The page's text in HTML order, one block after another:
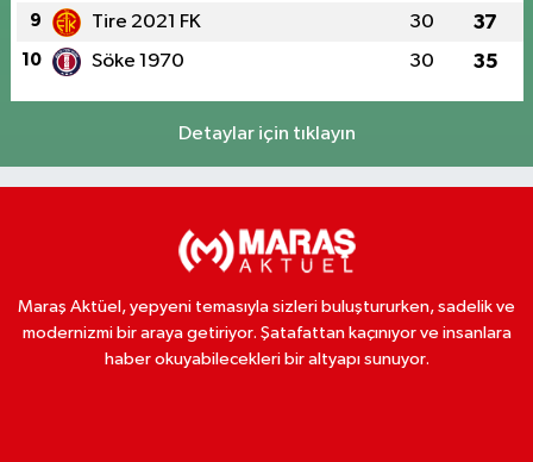
9 Tire 2021 FK 30 37
10 Söke 1970 30 35
Detaylar için tıklayın
Maraş Aktüel, yepyeni temasıyla sizleri buluştururken, sadelik ve
modernizmi bir araya getiriyor. Şatafattan kaçınıyor ve insanlara
haber okuyabilecekleri bir altyapı sunuyor.